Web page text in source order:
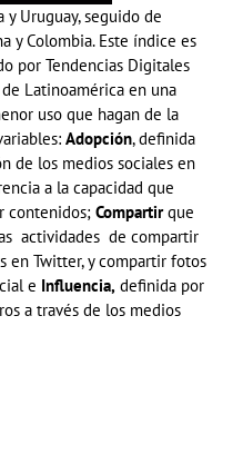
Uruguay, seguido de
y Colombia. Este índice es
por Tendencias Digitales
Latinoamérica en una
uso que hagan de la
Adopción, definida
de los medios sociales en
a la capacidad que
contenidos; Compartirque
actividades de compartir
en Twitter, y compartir fotos
e Influencia, definida por
a través de los medios